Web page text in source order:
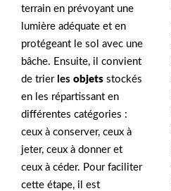
terrain en prévoyant une
lumière adéquate et en
protégeant le sol avec une
bâche. Ensuite, il convient
de trier les objets stockés
en les répartissant en
différentes catégories :
ceux à conserver, ceux à
jeter, ceux à donner et
ceux à céder. Pour faciliter
cette étape, il est